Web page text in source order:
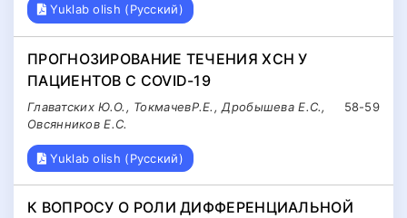
Yuklab olish (Русский)
ПРОГНОЗИРОВАНИЕ ТЕЧЕНИЯ ХСН У
ПАЦИЕНТОВ С COVID-19
58-59
Главатских Ю.О., ТокмачевР.Е., Дробышева Е.С.,
Овсянников Е.С.
Yuklab olish (Русский)
К ВОПРОСУ О РОЛИ ДИФФЕРЕНЦИАЛЬНОЙ